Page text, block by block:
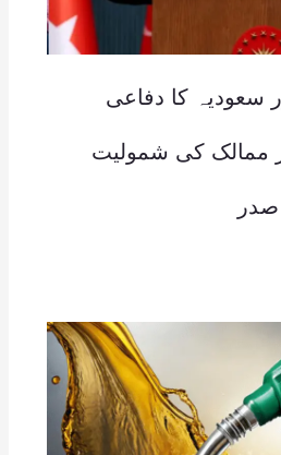
سعودیہ کا دفاعی
ممالک کی شمولیت
صدر